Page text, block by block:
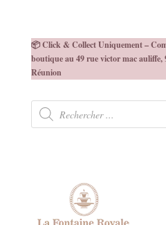
📦 Click & Collect Uniquement –
boutique au 49 rue victor mac auliffe,
Réunion
Recherche
produits